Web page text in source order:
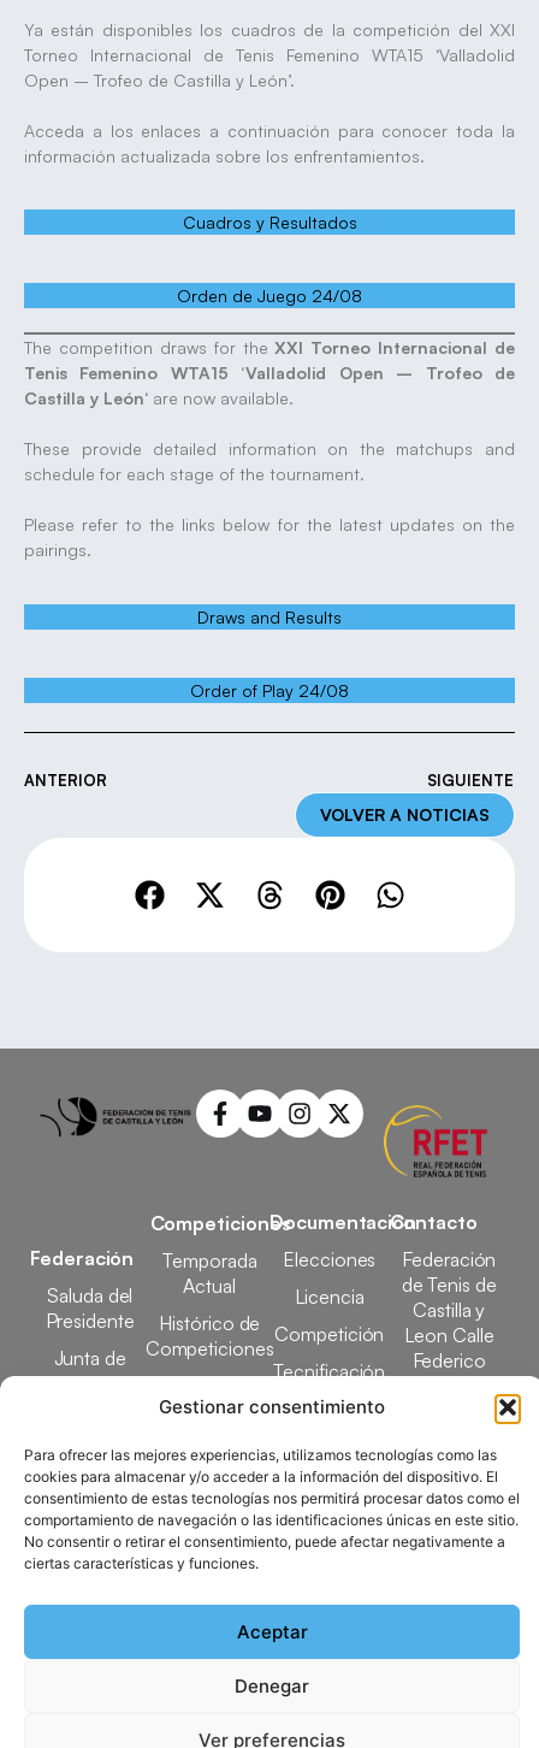
Gestionar consentimiento
Para ofrecer las mejores experiencias, utilizamos tecnologías como las
cookies para almacenar y/o acceder a la información del dispositivo. El
consentimiento de estas tecnologías nos permitirá procesar datos como el
comportamiento de navegación o las identificaciones únicas en este sitio.
No consentir o retirar el consentimiento, puede afectar negativamente a
ciertas características y funciones.
Aceptar
Denegar
Ver preferencias
Ya están disponibles los cuadros de la competición del XXI
Torneo Internacional de Tenis Femenino WTA15 ‘Valladolid
Open – Trofeo de Castilla y León’.
Acceda a los enlaces a continuación para conocer toda la
información actualizada sobre los enfrentamientos.
Cuadros y Resultados
Orden de Juego 24/08
The competition draws for theXXI Torneo Internacional de
Tenis Femenino WTA15 ‘Valladolid Open – Trofeo de
Castilla y León‘ are now available.
These provide detailed information on the matchups and
schedule for each stage of the tournament.
Please refer to the links below for the latest updates on the
pairings.
Draws and Results
Order of Play 24/08
ANTERIOR SIGUIENTE
VOLVER A NOTICIAS
Federación
Saluda del
Presidente
Junta de
Gobierno
Elecciones
Clubes
Federados
Competiciones
Temporada
Actual
Histórico de
Competiciones
Arbitrales
Documentación
Elecciones
Licencia
Competición
Tecnificación
Docencia
Contacto
Federación
de Tenis de
Castilla y
Leon Calle
Federico
983 24 94 26
Copyright © 2025 Federación de Tenis de Castilla y León |
Desarrollado porTOOOLS
Política de Cookies